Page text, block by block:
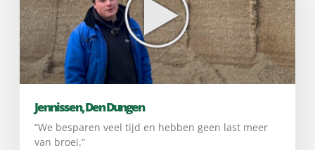
Jennissen, Den Dungen
“We besparen veel tijd en hebben geen last meer
van broei.”